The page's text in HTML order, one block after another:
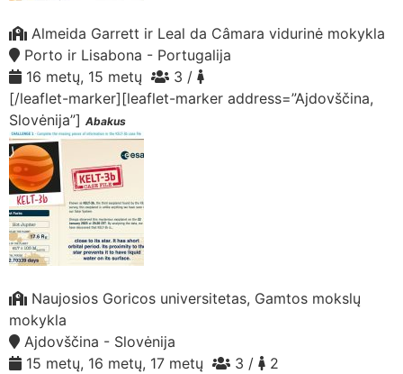
Almeida Garrett ir Leal da Câmara vidurinė mokykla
Porto ir Lisabona - Portugalija
16 metų, 15 metų
3 /
[/leaflet-marker][leaflet-marker address=”Ajdovščina,
Slovėnija”] Abakus
Naujosios Goricos universitetas, Gamtos mokslų
mokykla
Ajdovščina - Slovėnija
15 metų, 16 metų, 17 metų
3 /
2